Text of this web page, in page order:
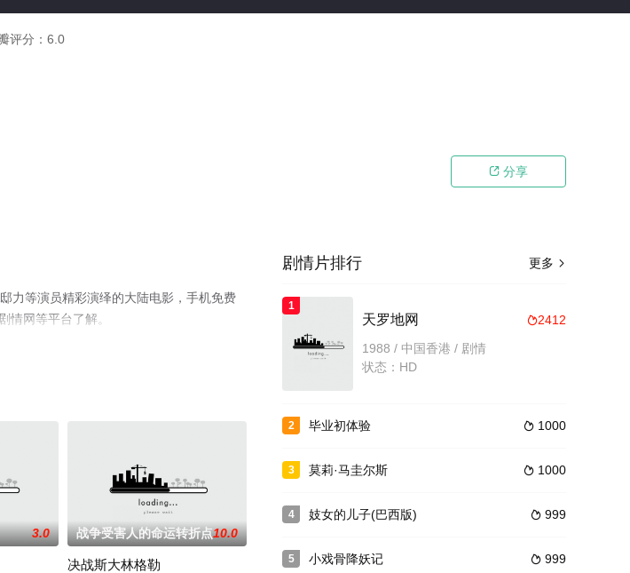
评分： 6.0
 分享
力等演员精彩演绎的大陆电影，手机免费
情网等平台了解。
3.0 战争受害人的命运转折点10.0
决战斯大林格勒
更多 
剧情片排行
1
2412
天罗地网
1988 / 中国香港 / 剧情
状态：HD
2  1000
毕业初体验
3  1000
莫莉·马圭尔斯
4  999
妓女的儿子(巴西版)
5  999
小戏骨降妖记